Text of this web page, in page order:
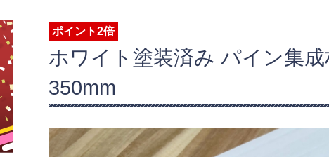
ポイント2倍
ホワイト塗装済み パイン集
350mm